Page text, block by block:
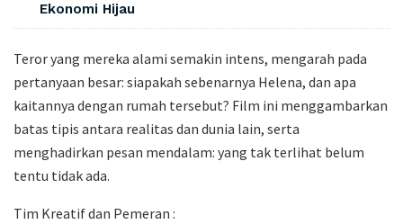
Ekonomi Hijau
Teror yang mereka alami semakin intens, mengarah pada
pertanyaan besar: siapakah sebenarnya Helena, dan apa
kaitannya dengan rumah tersebut? Film ini menggambarkan
batas tipis antara realitas dan dunia lain, serta
menghadirkan pesan mendalam: yang tak terlihat belum
tentu tidak ada.
Tim Kreatif dan Pemeran :